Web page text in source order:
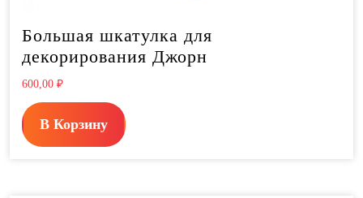
Большая шкатулка для
декорирования Джорн
600,00 ₽
В Корзину